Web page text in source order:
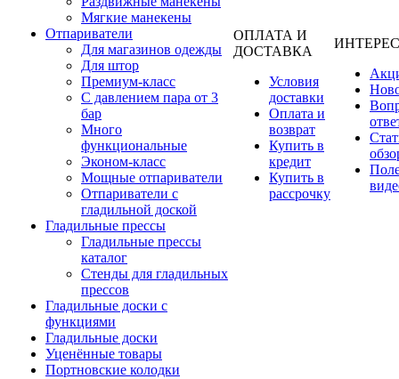
Мягкие манекены
Отпариватели
Для магазинов одежды
Для штор
Премиум-класс
С давлением пара от 3
бар
Много
функциональные
Эконом-класс
Мощные отпариватели
Отпариватели с
гладильной доской
Гладильные прессы
Гладильные прессы
каталог
Стенды для гладильных
прессов
Гладильные доски с
функциями
Гладильные доски
Уценённые товары
Портновские колодки
ОПЛАТА И
ДОСТАВКА
Условия
доставки
Оплата и
возврат
Купить в
кредит
Купить в
рассрочку